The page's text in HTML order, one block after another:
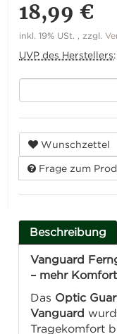
18,99 €
inkl. 19% USt. , zzgl.
UVP des Herstellers
Wunschzettel
Frage zum
Beschreibung
Vanguard
– mehr
Das Optic
Vanguard
Tragekomfort